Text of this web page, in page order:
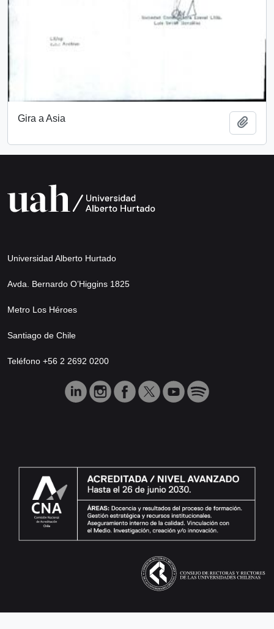
Gira a Asia
Universidad Alberto Hurtado
Avda. Bernardo O’Higgins 1825
Metro Los Héroes
Santiago de Chile
Teléfono +56 2 2692 0200